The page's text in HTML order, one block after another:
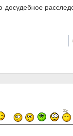
досудебное